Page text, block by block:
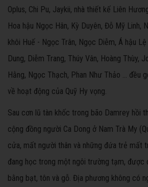
Oplus, Chi Pu, Jaykii, nhà thiết kế Liên
Hoa hậu Ngọc Hân, Kỳ Duyên, Đỗ Mỹ Linh,
khôi Huế - Ngọc Trân, Ngọc Diễm, Á hậu Lệ
Dung, Diễm Trang, Thúy Vân, Hoàng Thùy,
Hằng, Ngọc Thạch, Phan Như Thảo ... đều
về hoạt động của Quỹ Hy vọng.
Sau cơn lũ tàn khốc trong bão Damrey hồi
cộng đồng người Ca Dong ở Nam Trà My
cửa, mất người thân và những đứa trẻ mất
đang học trong một ngôi trường tạm, được
bằng bạt, tôn và gỗ. Địa phương không có